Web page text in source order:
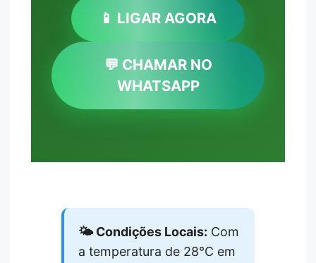
📱 LIGAR AGORA
💬 CHAMAR NO
WHATSAPP
🌤️ Condições Locais: Com
a temperatura de 28°C em